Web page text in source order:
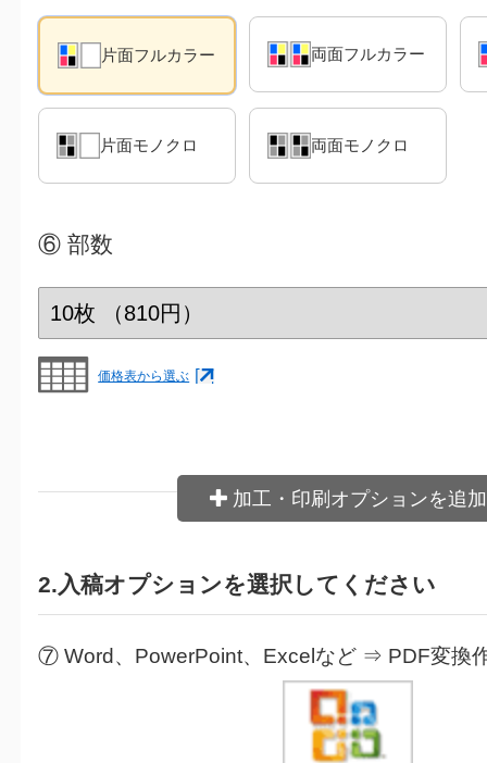
片面フルカラー 両面フルカラー
片面モノクロ 両面モノクロ
⑥ 部数
価格表から選ぶ
加工・印刷オプションを追加
2.入稿オプションを選択してください
⑦ Word、PowerPoint、Excelなど ⇒ PDF変換